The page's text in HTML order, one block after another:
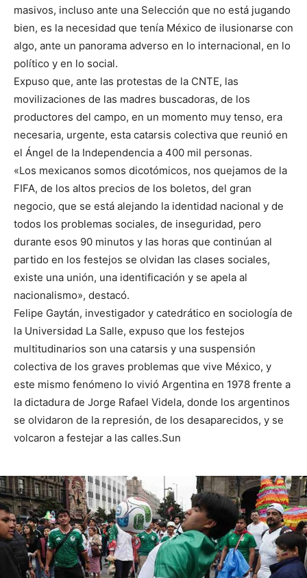
masivos, incluso ante una Selección que no está jugando
bien, es la necesidad que tenía México de ilusionarse con
algo, ante un panorama adverso en lo internacional, en lo
político y en lo social.
Expuso que, ante las protestas de la CNTE, las
movilizaciones de las madres buscadoras, de los
productores del campo, en un momento muy tenso, era
necesaria, urgente, esta catarsis colectiva que reunió en
el Ángel de la Independencia a 400 mil personas.
«Los mexicanos somos dicotómicos, nos quejamos de la
FIFA, de los altos precios de los boletos, del gran
negocio, que se está alejando la identidad nacional y de
todos los problemas sociales, de inseguridad, pero
durante esos 90 minutos y las horas que continúan al
partido en los festejos se olvidan las clases sociales,
existe una unión, una identificación y se apela al
nacionalismo», destacó.
Felipe Gaytán, investigador y catedrático en sociología de
la Universidad La Salle, expuso que los festejos
multitudinarios son una catarsis y una suspensión
colectiva de los graves problemas que vive México, y
este mismo fenómeno lo vivió Argentina en 1978 frente a
la dictadura de Jorge Rafael Videla, donde los argentinos
se olvidaron de la represión, de los desaparecidos, y se
volcaron a festejar a las calles.Sun